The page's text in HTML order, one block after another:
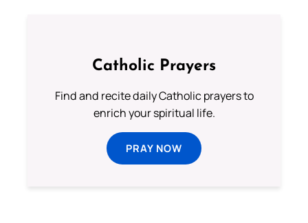
Catholic Prayers
Find and recite daily Catholic prayers to
enrich your spiritual life.
PRAY NOW